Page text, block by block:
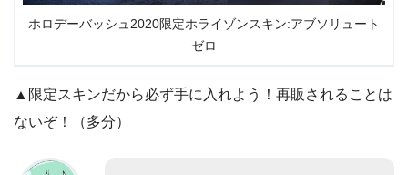
ホロデーバッシュ2020限定ホライゾンスキン:アブソリュート
ゼロ
▲限定スキンだから必ず手に入れよう！再販されることは
ないぞ！（多分）